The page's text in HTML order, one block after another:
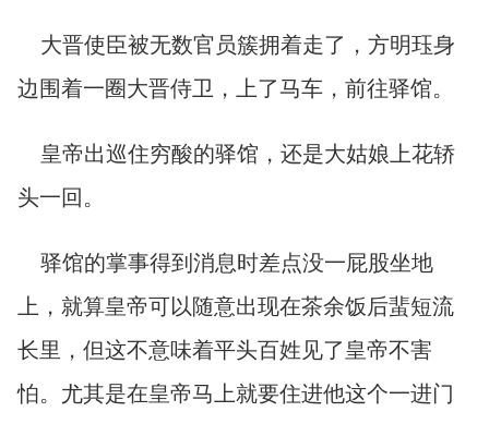
大晋使臣被无数官员簇拥着走了，方明珏身
边围着一圈大晋侍卫，上了马车，前往驿馆。
皇帝出巡住穷酸的驿馆，还是大姑娘上花轿
头一回。
驿馆的掌事得到消息时差点没一屁股坐地
上，就算皇帝可以随意出现在茶余饭后蜚短流
长里，但这不意味着平头百姓见了皇帝不害
怕。尤其是在皇帝马上就要住进他这个一进门